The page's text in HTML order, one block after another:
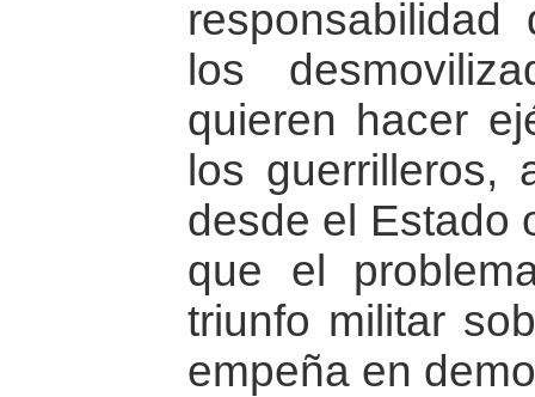
los
quieren hacer
los guerrilleros,
desde el Estado
que el
triunfo militar
empeña en